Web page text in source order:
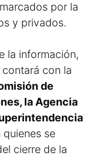
por la
y privados.
la información,
con la
de
la Agencia
quienes se
cierre de la